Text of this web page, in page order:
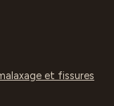
et fissures